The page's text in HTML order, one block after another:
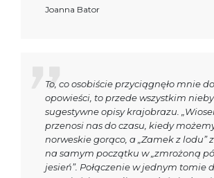
Joanna Bator
To, co osobiście przyciągnęło mnie
opowieści, to przede wszystkim
sugestywne opisy krajobrazu.
przenosi nas do czasu, kiedy
norweskie gorąco, a „Zamek z lodu”
na samym początku w „zmrożoną
jesień”. Połączenie w jednym tomie